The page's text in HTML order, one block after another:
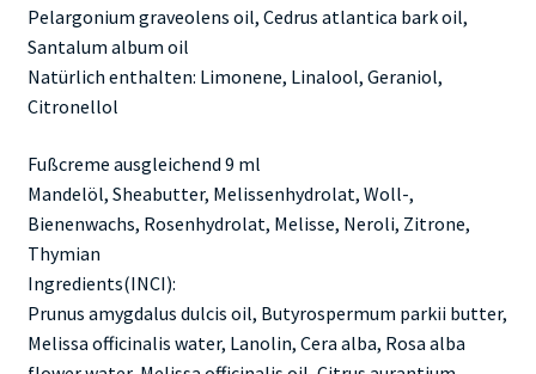
Pelargonium graveolens oil, Cedrus atlantica bark oil,
Santalum album oil
Natürlich enthalten: Limonene, Linalool, Geraniol,
Citronellol
Fußcreme ausgleichend 9 ml
Mandelöl, Sheabutter, Melissenhydrolat, Woll-,
Bienenwachs, Rosenhydrolat, Melisse, Neroli, Zitrone,
Thymian
Ingredients(INCI):
Prunus amygdalus dulcis oil, Butyrospermum parkii butter,
Melissa officinalis water, Lanolin, Cera alba, Rosa alba